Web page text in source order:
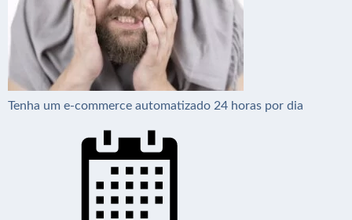
Tenha um e-commerce automatizado 24 horas por dia